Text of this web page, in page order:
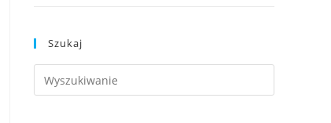
Szukaj